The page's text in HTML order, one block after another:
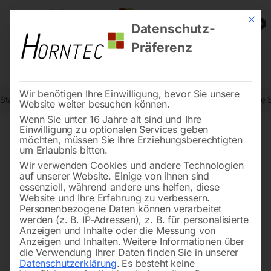
0
Start Drucklufttechnologie Druckluft-Verrohrungssystem Gerade
Mit
Datenschutz-
Präferenz
Wir benötigen Ihre Einwilligung, bevor Sie unsere
Website weiter besuchen können.
Wenn Sie unter 16 Jahre alt sind und Ihre
Einwilligung zu optionalen Services geben
möchten, müssen Sie Ihre Erziehungsberechtigten
um Erlaubnis bitten.
Wir verwenden Cookies und andere Technologien
auf unserer Website. Einige von ihnen sind
essenziell, während andere uns helfen, diese
Website und Ihre Erfahrung zu verbessern.
Personenbezogene Daten können verarbeitet
werden (z. B. IP-Adressen), z. B. für personalisierte
Anzeigen und Inhalte oder die Messung von
Anzeigen und Inhalten. Weitere Informationen über
die Verwendung Ihrer Daten finden Sie in unserer
Datenschutzerklärung. Es besteht keine